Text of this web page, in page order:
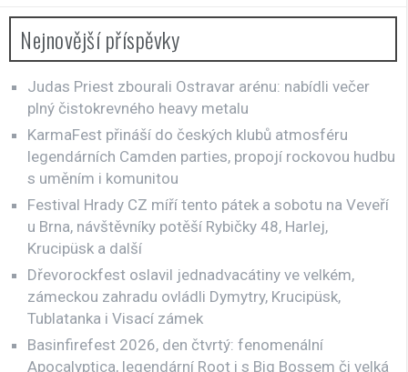
Nejnovější příspěvky
Judas Priest zbourali Ostravar arénu: nabídli večer
plný čistokrevného heavy metalu
KarmaFest přináší do českých klubů atmosféru
legendárních Camden parties, propojí rockovou hudbu
s uměním i komunitou
Festival Hrady CZ míří tento pátek a sobotu na Veveří
u Brna, návštěvníky potěší Rybičky 48, Harlej,
Krucipüsk a další
Dřevorockfest oslavil jednadvacátiny ve velkém,
zámeckou zahradu ovládli Dymytry, Krucipüsk,
Tublatanka i Visací zámek
Basinfirefest 2026, den čtvrtý: fenomenální
Apocalyptica, legendární Root i s Big Bossem či velká